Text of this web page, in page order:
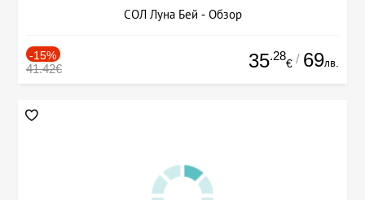
СОЛ Луна Бей - Обзор
-15%
41.42€ 35.28
€ / 69лв.